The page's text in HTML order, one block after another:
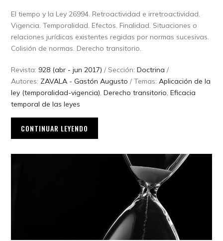
El tiempo y la Ley 26994. Retroactividad e irretroactividad.
Vigencia. Temporalidad. Efectos. Finalidad. Situaciones o
relaciones jurídicas existentes regidas por normas sucesivas.
Colisión de normas. Derecho transitorio.
Revista: 928 (abr - jun 2017) / Sección:Doctrina /
Autores: ZAVALA - Gastón Augusto / Temas:Aplicación de la
ley (temporalidad-vigencia),Derecho transitorio,Eficacia
temporal de las leyes
CONTINUAR LEYENDO